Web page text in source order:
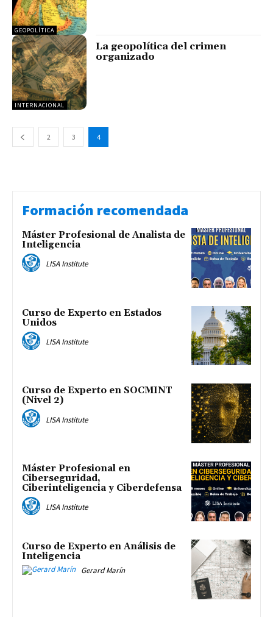
GEOPOLÍTICA
INTERNACIONAL
La geopolítica del crimen
organizado
2 3 4
Formación recomendada
Máster Profesional de Analista de
Inteligencia
LISA Institute
Curso de Experto en Estados
Unidos
LISA Institute
Curso de Experto en SOCMINT
(Nivel 2)
LISA Institute
Máster Profesional en
Ciberseguridad,
Ciberinteligencia y Ciberdefensa
LISA Institute
Curso de Experto en Análisis de
Inteligencia
Gerard Marín